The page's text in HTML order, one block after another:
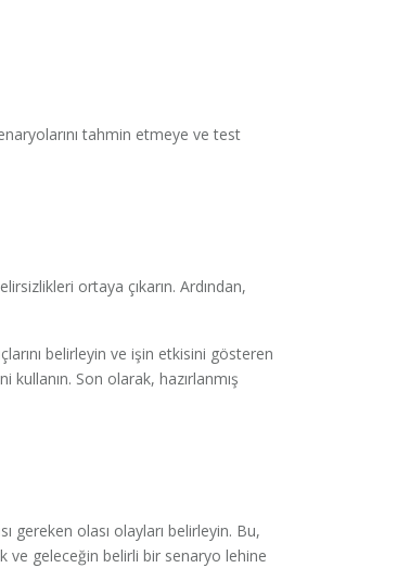
tahmin etmeye ve test
ortaya çıkarın. Ardından,
belirleyin ve işin etkisini gösteren
Son olarak, hazırlanmış
gereken olası olayları belirleyin. Bu,
ve geleceğin belirli bir senaryo lehine